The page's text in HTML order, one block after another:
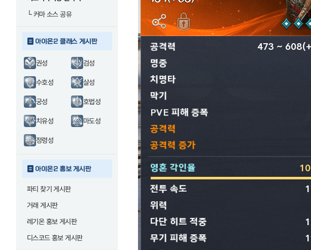
└커마 소스 공유
아이온2 클래스 게시판
권성 검성
수호성 살성
궁성 호법성
치유성 마도성
정령성
아이온2 홍보 게시판
파티 찾기 게시판
거래 게시판
레기온 홍보 게시판
디스코드 홍보 게시판